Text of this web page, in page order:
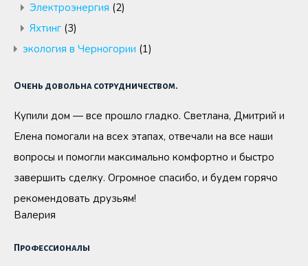
Электроэнергия (2)
Яхтинг (3)
экология в Черногории (1)
Очень довольна сотрудничеством.
Купили дом — все прошло гладко. Светлана, Дмитрий и
Елена помогали на всех этапах, отвечали на все наши
вопросы и помогли максимально комфортно и быстро
завершить сделку. Огромное спасибо, и будем горячо
рекомендовать друзьям!
Валерия
Профессионалы